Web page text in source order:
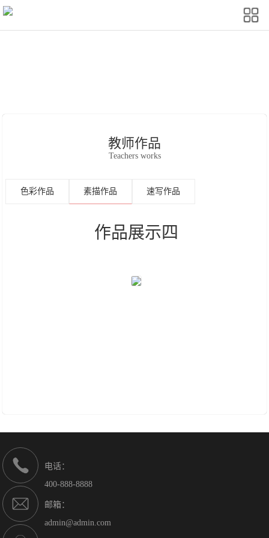
教师作品
Teachers works
色彩作品 素描作品 速写作品
作品展示四
电话：
400-888-8888
邮箱：
admin@admin.com